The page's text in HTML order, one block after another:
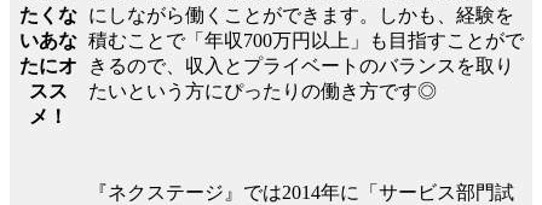
たくな
いあな
たにオ
スス
メ！
にしながら働くことができます。しかも、経験を
積むことで「年収700万円以上」も目指すことがで
きるので、収入とプライベートのバランスを取り
たいという方にぴったりの働き方です◎
『ネクステージ』では2014年に「サービス部門試